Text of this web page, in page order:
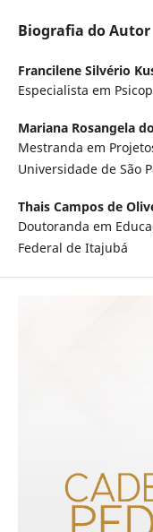
Biografia do Autor
Francilene Silvério
Especialista em
Mariana Rosangela
Mestranda em
Universidade de São
Thais Campos de
Doutoranda em
Federal de Itajubá